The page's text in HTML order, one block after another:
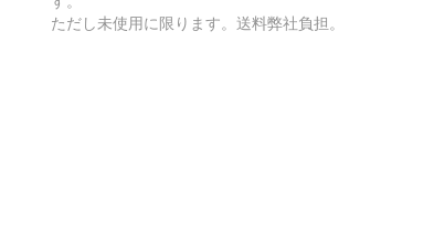
ただし未使用に限ります。送料弊社負担。